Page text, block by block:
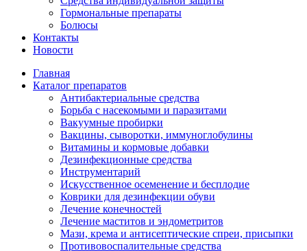
Гормональные препараты
Болюсы
Контакты
Новости
Главная
Каталог препаратов
Антибактериальные средства
Борьба с насекомыми и паразитами
Вакуумные пробирки
Вакцины, сыворотки, иммуноглобулины
Витамины и кормовые добавки
Дезинфекционные средства
Инструментарий
Искусственное осеменение и бесплодие
Коврики для дезинфекции обуви
Лечение конечностей
Лечение маститов и эндометритов
Мази, крема и антисептические спреи, присыпки
Противовоспалительные средства